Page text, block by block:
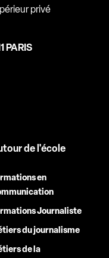
privé
PARIS
de l'école
en
Journaliste
du journalisme
de la